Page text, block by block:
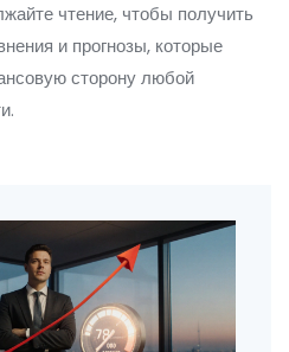
чтение, чтобы получить
и прогнозы, которые
сторону любой